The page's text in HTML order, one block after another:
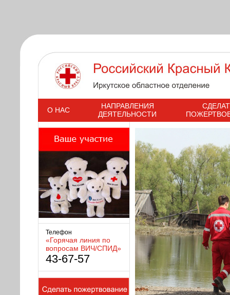
s
О НАС
НАПРАВЛЕНИЯ
ДЕЯТЕЛЬНОСТИ
Телефон
«Горячая линия по
вопросам ВИЧ/СПИД»
43-67-57